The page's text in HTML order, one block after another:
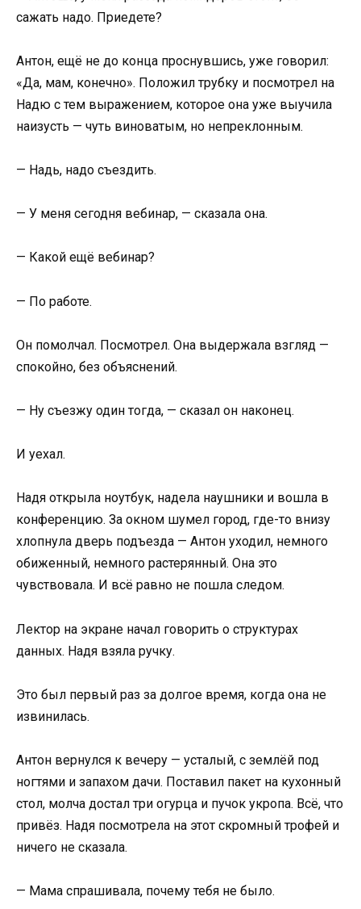
сажать надо. Приедете?
Антон, ещё не до конца проснувшись, уже говорил:
«Да, мам, конечно». Положил трубку и посмотрел на
Надю с тем выражением, которое она уже выучила
наизусть — чуть виноватым, но непреклонным.
— Надь, надо съездить.
— У меня сегодня вебинар, — сказала она.
— Какой ещё вебинар?
— По работе.
Он помолчал. Посмотрел. Она выдержала взгляд —
спокойно, без объяснений.
— Ну съезжу один тогда, — сказал он наконец.
И уехал.
Надя открыла ноутбук, надела наушники и вошла в
конференцию. За окном шумел город, где-то внизу
хлопнула дверь подъезда — Антон уходил, немного
обиженный, немного растерянный. Она это
чувствовала. И всё равно не пошла следом.
Лектор на экране начал говорить о структурах
данных. Надя взяла ручку.
Это был первый раз за долгое время, когда она не
извинилась.
Антон вернулся к вечеру — усталый, с землёй под
ногтями и запахом дачи. Поставил пакет на кухонный
стол, молча достал три огурца и пучок укропа. Всё, что
привёз. Надя посмотрела на этот скромный трофей и
ничего не сказала.
— Мама спрашивала, почему тебя не было.